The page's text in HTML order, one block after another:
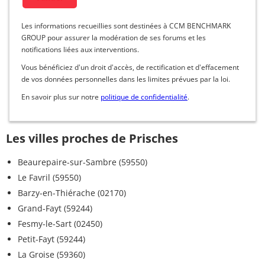
Les informations recueillies sont destinées à CCM BENCHMARK
GROUP pour assurer la modération de ses forums et les
notifications liées aux interventions.
Vous bénéficiez d'un droit d'accès, de rectification et d'effacement
de vos données personnelles dans les limites prévues par la loi.
En savoir plus sur notre politique de confidentialité.
Les villes proches de Prisches
Beaurepaire-sur-Sambre (59550)
Le Favril (59550)
Barzy-en-Thiérache (02170)
Grand-Fayt (59244)
Fesmy-le-Sart (02450)
Petit-Fayt (59244)
La Groise (59360)